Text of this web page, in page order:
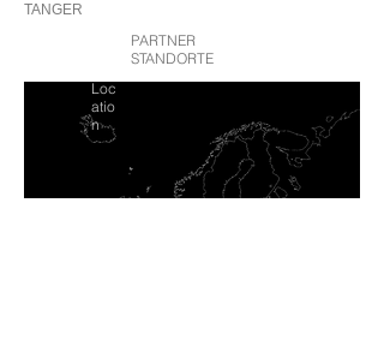
TANGER
PARTNER
STANDORTE
Loc
atio
n